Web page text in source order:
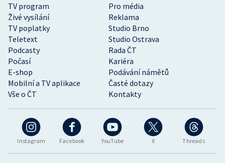
Instagram Facebook YouTube X Threads
TV program
Pro média
Živé vysílání
Reklama
TV poplatky
Studio Brno
Teletext
Studio Ostrava
Podcasty
Rada ČT
Počasí
Kariéra
E-shop
Podávání námětů
Mobilní a TV aplikace
Časté dotazy
Vše o ČT
Kontakty